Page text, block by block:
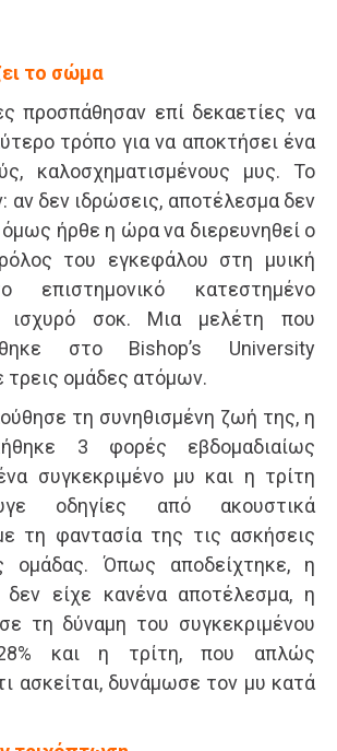
το σώμα
προσπάθησαν επί δεκαετίες να
τρόπο για να αποκτήσει ένα
καλοσχηματισμένους μυς. Το
αν δεν ιδρώσεις, αποτέλεσμα δεν
ήρθε η ώρα να διερευνηθεί ο
του εγκεφάλου στη μυική
επιστημονικό κατεστημένο
ισχυρό σοκ. Μια μελέτη που
στο Bishop’s University
τρεις ομάδες ατόμων.
τη συνηθισμένη ζωή της, η
3 φορές εβδομαδιαίως
συγκεκριμένο μυ και η τρίτη
οδηγίες από ακουστικά
τη φαντασία της τις ασκήσεις
ομάδας. Όπως αποδείχτηκε, η
είχε κανένα αποτέλεσμα, η
τη δύναμη του συγκεκριμένου
και η τρίτη, που απλώς
ασκείται, δυνάμωσε τον μυ κατά